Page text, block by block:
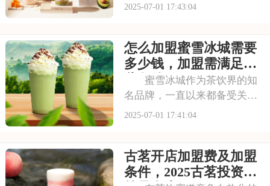
力和市场潜力，让众多投资者
心动不已，那么加盟蜜雪冰城
需要多少费用呢？以下
2025-07-01 17:43:04
怎么加盟蜜雪冰城需要
多少钱，加盟需满足哪
些条件
蜜雪冰城作为茶饮界的知
名品牌，一直以来都备受关
注。它以丰富的产品线和高性
班族，都是蜜雪冰城的忠实粉
丝。那么，加盟蜜雪冰城的费
2025-07-01 17:41:04
古茗开店加盟费及加盟
条件，2025古茗投资预